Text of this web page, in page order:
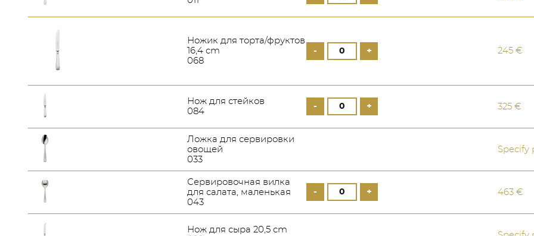
Ножик для торта/фруктов
16,4 cm
068
- + 245 €
Нож для стейков
084
- + 325 €
Ложка для сервировки
овощей
033
Specify
Сервировочная вилка
для салата, маленькая
043
- + 463 €
Нож для сыра 20,5 cm